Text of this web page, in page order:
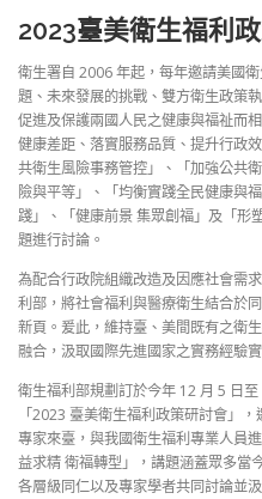
2023臺美衛生福利
衛生署自 2006 年起，每年邀請美國
題、未來發展的挑戰、雙方衛生政策
促進及保護兩國人民之健康與福祉而
健康差距、落實服務品質、提升行政
共衛生風險事務管控」、「加強公共
險與平等」、「均衡實踐全民健康與
踐」、「健康前景 集眾創福」及「形
題進行討論。
為配合行政院組織改造及因應社會需
利部，將社會福利與醫療衛生結合於
新頁。爰此，維持臺、美間既有之衛
融合，汲取國際先進國家之實務經驗
衛生福利部規劃訂於今年 12 月 5 日
「2023 臺美衛生福利政策研討會」
專家來臺，與我國衛生福利專業人員
益求精 衛福轉型」，講題涵蓋眾多當
各層級同仁以及專家學者共同討論並